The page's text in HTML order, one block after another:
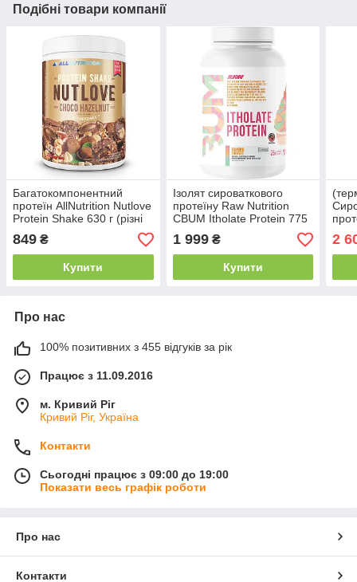
Подібні товари компанії
Багатокомпонентний
протеїн AllNutrition Nutlove
Protein Shake 630 г (різні
смак)
849 ₴
Купити
Ізолят сироваткового
протеїну Raw Nutrition
CBUM Itholate Protein 775
г (25 порц.) Rainbow
Sherbet
1 999₴
Купити
г
2
Про нас
100% позитивних з 455 відгуків за рік
Працює з 11.09.2016
м. Кривий Ріг
Кривий Ріг, Україна
Контакти
Сьогодні працює з 09:00 до 19:00
Показати весь графік роботи
Про нас
Контакти